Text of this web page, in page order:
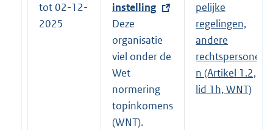
tot 02-12-
2025
x
t
e
r
n
e
l
i
instelling
Deze
organisatie
viel onder de
Wet
normering
topinkomens
(WNT).
pelijke
regelingen,
andere
rechtspersone
n (Artikel 1.2,
lid 1h, WNT)